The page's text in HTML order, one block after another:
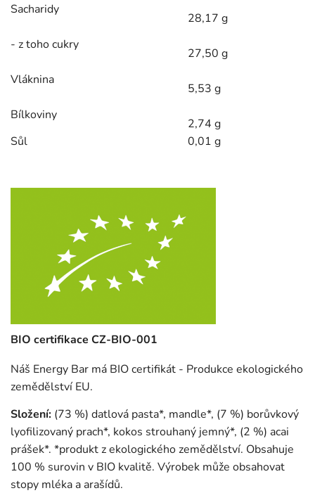
Sacharidy
28,17 g
- z toho cukry
27,50 g
Vláknina
5,53 g
Bílkoviny
2,74 g
Sůl
0,01 g
BIO certifikace CZ-BIO-001
Náš Energy Bar má BIO certifikát - Produkce ekologického
zemědělství EU.
Složení: (73 %) datlová pasta*, mandle*, (7 %) borůvkový
lyofilizovaný prach*, kokos strouhaný jemný*, (2 %) acai
prášek*. *produkt z ekologického zemědělství. Obsahuje
100 % surovin v BIO kvalitě. Výrobek může obsahovat
stopy mléka a arašídů.